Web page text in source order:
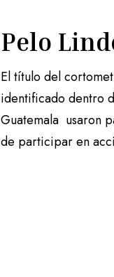
Pelo
El título del
identificado dentro
Guatemala usaron
de participar en